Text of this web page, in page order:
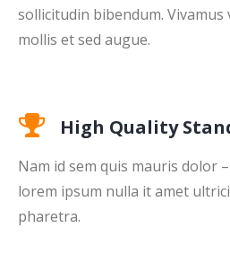
sollicitudin bibendum.
mollis et sed augue.
High Quality
Nam id sem quis mauris dolor
lorem ipsum nulla it amet
pharetra.